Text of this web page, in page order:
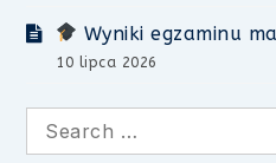
Wyniki egzaminu
10 lipca 2026
Search
for: